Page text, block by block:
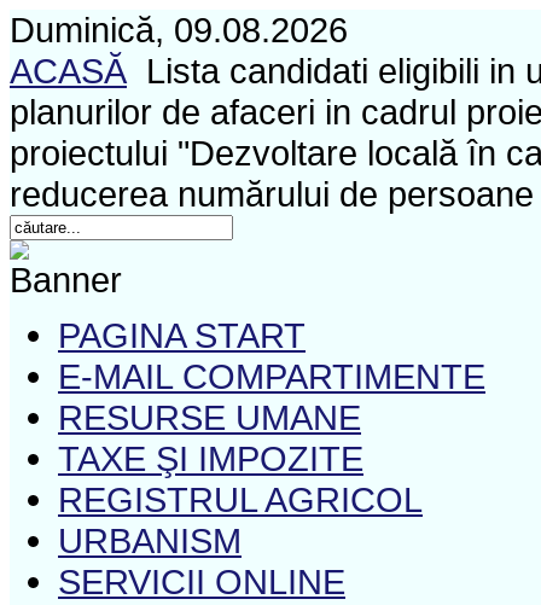
Duminică, 09.08.2026
ACASĂ Lista candidati eligibili in
planurilor de afaceri in cadrul
proiectului "Dezvoltare locală în
reducerea numărului de
PAGINA START
E-MAIL COMPARTIMENTE
RESURSE UMANE
TAXE ŞI IMPOZITE
REGISTRUL AGRICOL
URBANISM
SERVICII ONLINE